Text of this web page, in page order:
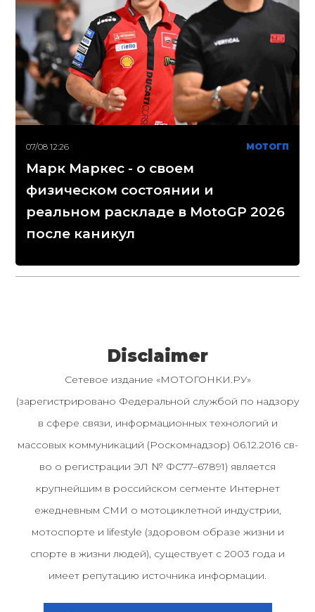
07/08 12:26 МОТОГП
Марк Маркес - о своем
физическом состоянии и
реальном раскладе в MotoGP 2026
после каникул
Disclaimer
Сетевое издание «МОТОГОНКИ.РУ»
(зарегистрировано Федеральной службой по надзору
в сфере связи, информационных технологий и
массовых коммуникаций (Роскомнадзор) 06.12.2016 св-
во о регистрации ЭЛ № ФС77–67891) является
крупнейшим в российском сегменте Интернет
ежедневным СМИ о мотоциклетной индустрии,
мотоспорте и lifestyle (здоровом образе жизни и
спорте в жизни людей), существует с 2003 года и
имеет репутацию источника информации.